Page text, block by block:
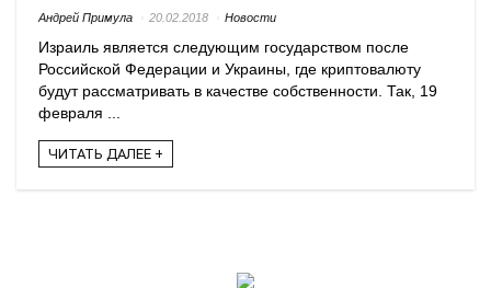
Андрей Примула 20.02.2018 Новости
Израиль является следующим государством после
Российской Федерации и Украины, где криптовалюту
будут рассматривать в качестве собственности. Так, 19
февраля ...
ЧИТАТЬ ДАЛЕЕ +